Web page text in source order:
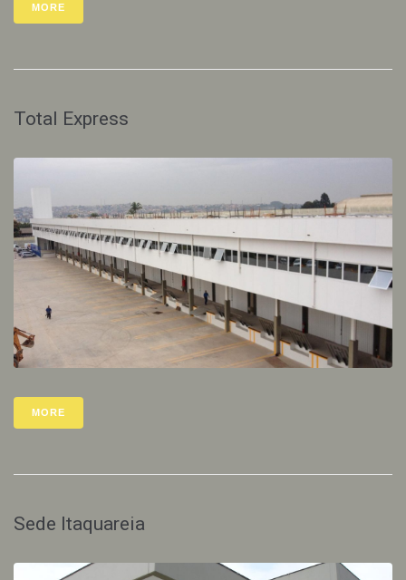
MORE
Total Express
MORE
Sede Itaquareia